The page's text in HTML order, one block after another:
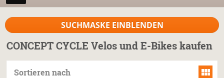
SUCHMASKE EINBLENDEN
CONCEPT CYCLE Velos und E-Bikes kaufen
Sortieren nach